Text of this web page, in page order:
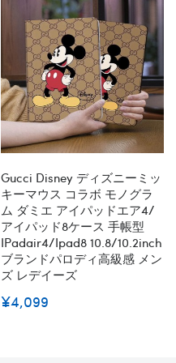
Gucci Disney ディズニーミッ
キーマウス コラボ モノグラ
ム ダミエ アイパッドエア4/
アイパッド8ケース 手帳型
IPadair4/ipad8 10.8/10.2inch
ブランドパロディ高級感 メン
ズ レデイーズ
¥4,099